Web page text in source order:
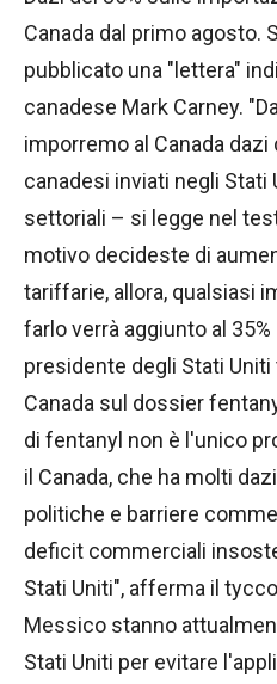
Canada dal primo agosto.
pubblicato una "lettera"
canadese Mark Carney.
imporremo al Canada
canadesi inviati negli Stati
settoriali – si legge nel
motivo decideste di
tariffarie, allora, qualsiasi
farlo verrà aggiunto al
presidente degli Stati
Canada sul dossier
di fentanyl non è l'unico
il Canada, che ha molti
politiche e barriere
deficit commerciali
Stati Uniti", afferma il
Messico stanno
Stati Uniti per evitare